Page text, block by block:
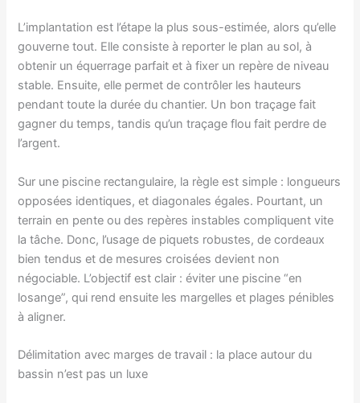
L’implantation est l’étape la plus sous-estimée, alors qu’elle
gouverne tout. Elle consiste à reporter le plan au sol, à
obtenir un équerrage parfait et à fixer un repère de niveau
stable. Ensuite, elle permet de contrôler les hauteurs
pendant toute la durée du chantier. Un bon traçage fait
gagner du temps, tandis qu’un traçage flou fait perdre de
l’argent.
Sur une piscine rectangulaire, la règle est simple : longueurs
opposées identiques, et diagonales égales. Pourtant, un
terrain en pente ou des repères instables compliquent vite
la tâche. Donc, l’usage de piquets robustes, de cordeaux
bien tendus et de mesures croisées devient non
négociable. L’objectif est clair : éviter une piscine “en
losange”, qui rend ensuite les margelles et plages pénibles
à aligner.
Délimitation avec marges de travail : la place autour du
bassin n’est pas un luxe